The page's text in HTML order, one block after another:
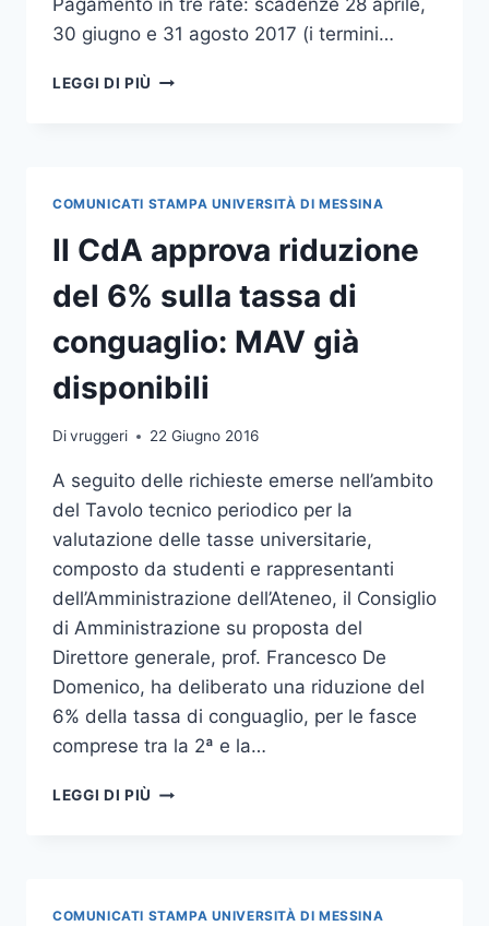
30 giugno e 31 agosto 2017 (i termini…
LEGGI DI PIÙ PROROGATI
DEFINITO
INOLTRE
L’IMPORTO
DELLA
TASSA
DI
REVISIONE
FASCIA
COMUNICATI STAMPA UNIVERSITÀ DI MESSINA
Il CdA approva riduzione
del 6% sulla tassa di
conguaglio: MAV già
disponibili
Divruggeri 22 Giugno 2016
A seguito delle richieste emerse nell’ambito
del Tavolo tecnico periodico per la
valutazione delle tasse universitarie,
composto da studenti e rappresentanti
dell’Amministrazione dell’Ateneo, il Consiglio
di Amministrazione su proposta del
Direttore generale, prof. Francesco De
Domenico, ha deliberato una riduzione del
6% della tassa di conguaglio, per le fasce
comprese tra la 2ª e la…
LEGGI DI PIÙ IL
COMUNICATI STAMPA UNIVERSITÀ DI MESSINA